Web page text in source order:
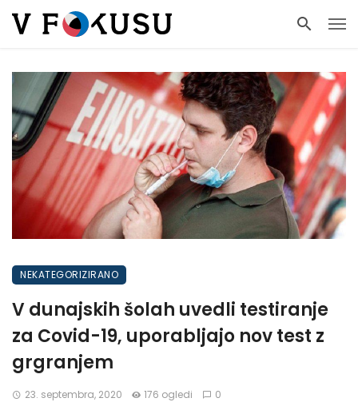
NEKATEGORIZIRANO
V dunajskih šolah uvedli testiranje
za Covid-19, uporabljajo nov test z
grgranjem
23. septembra, 2020 176 ogledi 0